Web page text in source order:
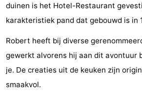
doen
-
duinen is het Hotel-Restaurant
karakteristiek pand dat gebouwd is in
Robert heeft bij diverse
gewerkt alvorens hij aan dit avontuur
je. De creaties uit de keuken zijn
smaakvol.